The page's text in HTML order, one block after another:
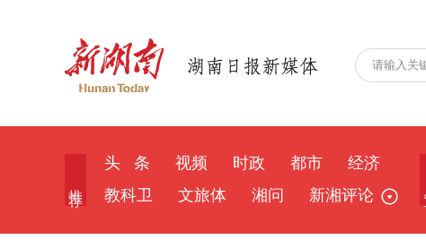
头 条 视频 时政 都市
经济
教科卫
文旅体 湘问 新湘评论